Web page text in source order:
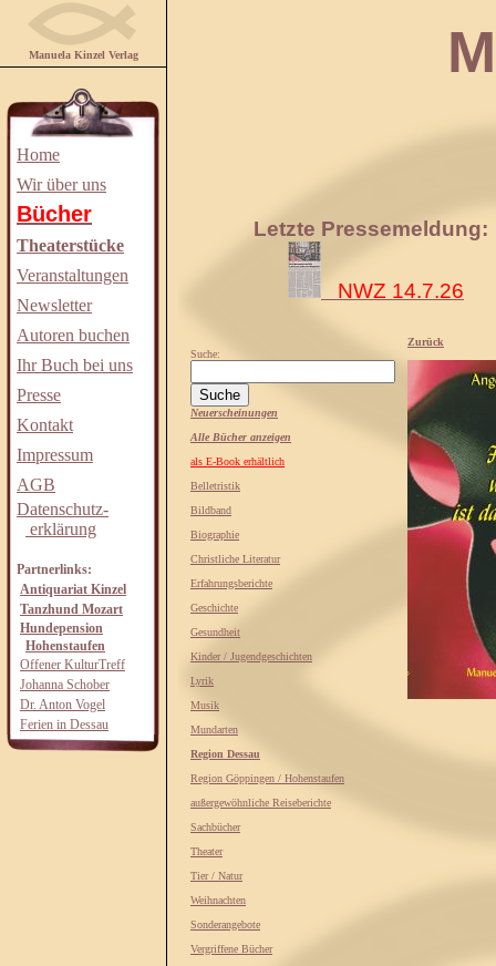
Manuela Kinzel Verlag
Home
Wir über uns
Bücher
Theaterstücke
Veranstaltungen
Newsletter
Autoren buchen
Ihr Buch bei uns
Presse
Kontakt
Impressum
AGB
Datenschutz-
erklärung
Partnerlinks:
Antiquariat Kinzel
Tanzhund Mozart
Hundepension
Hohenstaufen
Offener KulturTreff
Johanna Schober
Dr. Anton Vogel
Ferien in Dessau
Letzte Pressemeldung:
NWZ 14.7.26
Suche:
Neuerscheinungen
Alle Bücher anzeigen
als E-Book erhältlich
Belletristik
Bildband
Biographie
Christliche Literatur
Erfahrungsberichte
Geschichte
Gesundheit
Kinder / Jugendgeschichten
Lyrik
Musik
Mundarten
Region Dessau
Region Göppingen / Hohenstaufen
außergewöhnliche Reiseberichte
Sachbücher
Theater
Tier / Natur
Weihnachten
Sonderangebote
Vergriffene Bücher
Zurück